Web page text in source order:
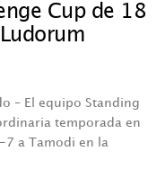
Cup de 18
– El equipo Standing
temporada en
a Tamodi en la